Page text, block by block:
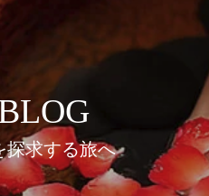
探求する旅へ